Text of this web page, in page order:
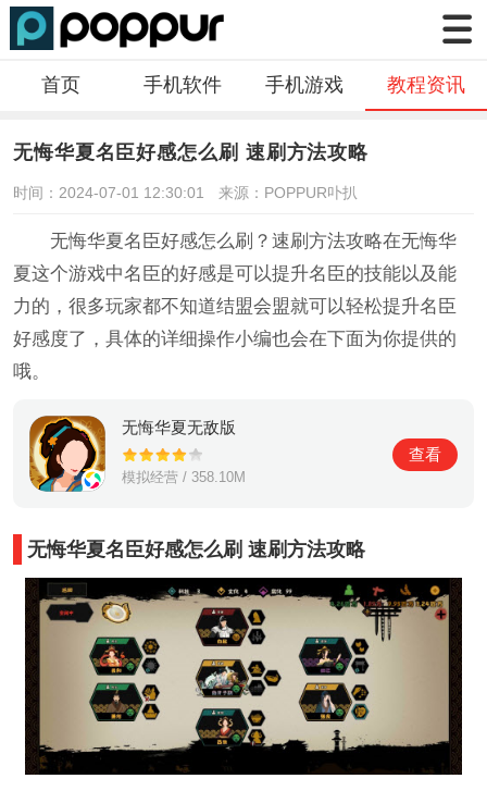
首页 手机软件 手机游戏 教程资讯
无悔华夏名臣好感怎么刷 速刷方法攻略
时间：2024-07-01 12:30:01 来源：POPPUR卟扒
无悔华夏名臣好感怎么刷？速刷方法攻略在无悔华
夏这个游戏中名臣的好感是可以提升名臣的技能以及能
力的，很多玩家都不知道结盟会盟就可以轻松提升名臣
好感度了，具体的详细操作小编也会在下面为你提供的
哦。
无悔华夏无敌版
模拟经营 / 358.10M
查看
无悔华夏名臣好感怎么刷 速刷方法攻略